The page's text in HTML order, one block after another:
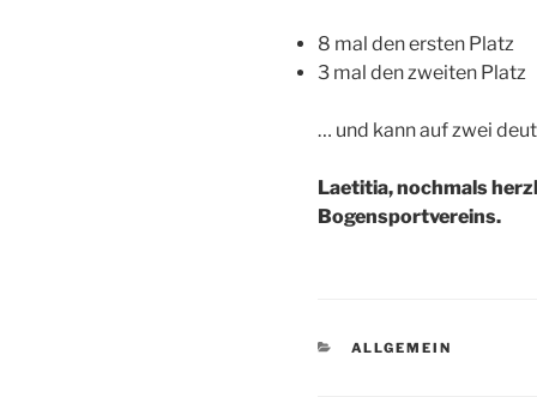
8 mal den ersten Platz
3 mal den zweiten Platz
… und kann auf zwei
Laetitia, nochmals
Bogensportvereins.
KATEGORIEN
ALLGEMEIN